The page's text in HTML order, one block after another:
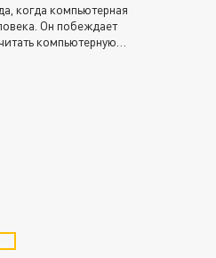
когда компьютерная
Он побеждает
компьютерную